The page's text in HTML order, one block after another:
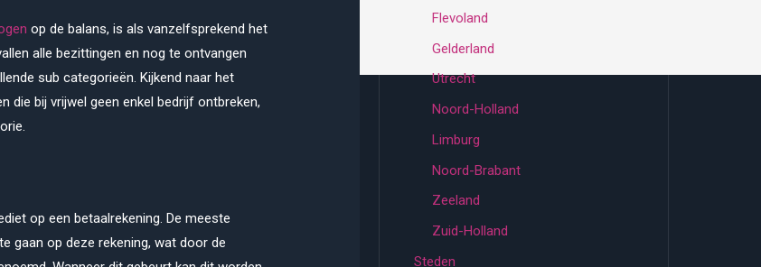
op de balans, is als vanzelfsprekend het
alle bezittingen en nog te ontvangen
sub categorieën. Kijkend naar het
die bij vrijwel geen enkel bedrijf ontbreken,
op een betaalrekening. De meeste
gaan op deze rekening, wat door de
Flevoland
Gelderland
Utrecht
Noord-Holland
Limburg
Noord-Brabant
Zeeland
Zuid-Holland
Steden